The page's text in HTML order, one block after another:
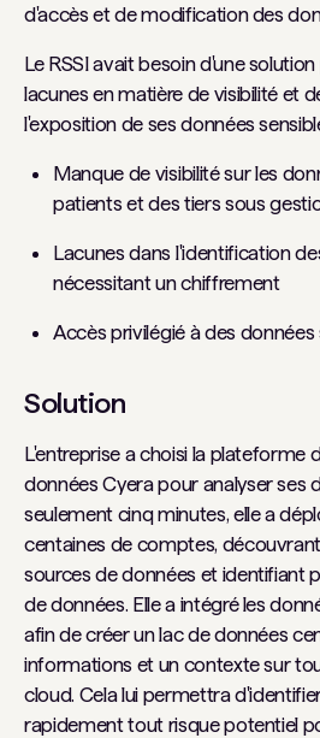
d'accès et de modification des
Le RSSI avait besoin d'une
lacunes en matière de visibilité et
l'exposition de ses données
Manque de visibilité sur les
patients et des tiers sous
Lacunes dans l'identification
nécessitant un chiffrement
Accès privilégié à des données
Solution
L'entreprise a choisi la plateforme
données Cyera pour analyser ses
seulement cinq minutes, elle a
centaines de comptes,
sources de données et identifiant
de données. Elle a intégré les
afin de créer un lac de données
informations et un contexte sur
cloud. Cela lui permettra
rapidement tout risque potentiel